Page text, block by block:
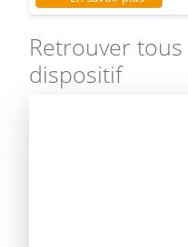
Retrouver
dispositif